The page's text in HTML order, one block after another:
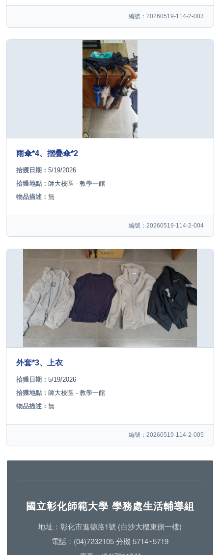
編號：20260519-114-2-003
雨傘*4、摺疊傘*2
拾獲日期： 5/19/2026
拾獲地點： 師大校區 - 教學一館
物品描述： 無
編號：20260519-114-2-004
外套*3、上衣
拾獲日期： 5/19/2026
拾獲地點： 師大校區 - 教學一館
物品描述： 無
編號：20260519-114-2-005
國立彰化師範大學 學務處生活輔導組
地址：彰化市進德路1號 (白沙大樓東側一樓)
電話：(04)7232105 分機 5714~5719